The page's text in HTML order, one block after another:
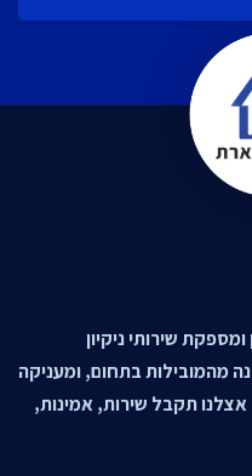
שירותי ניקיון
1991. חברתנו הינה מהמובילות בתחום, ומעניקה
אצלנו תקבל שירות, אמינות,